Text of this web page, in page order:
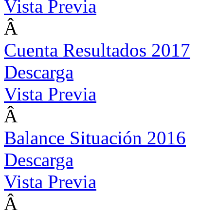
Vista Previa
Â
Cuenta Resultados 2017
Descarga
Vista Previa
Â
Balance Situación 2016
Descarga
Vista Previa
Â